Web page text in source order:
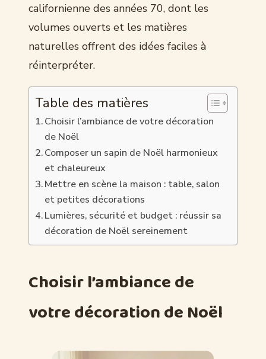
californienne des années 70, dont les
volumes ouverts et les matières
naturelles offrent des idées faciles à
réinterpréter.
Table des matières
Choisir l’ambiance de votre décoration
de Noël
Composer un sapin de Noël harmonieux
et chaleureux
Mettre en scène la maison : table, salon
et petites décorations
Lumières, sécurité et budget : réussir sa
décoration de Noël sereinement
Choisir l’ambiance de
votre décoration de Noël